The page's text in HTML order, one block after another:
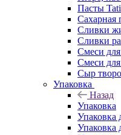
Пасты
Сахарная
Сливки
Сливки
Смеси
Смеси для
Сыр
Упаковка
Назад
Упаковка
Упаковка
Упаковка